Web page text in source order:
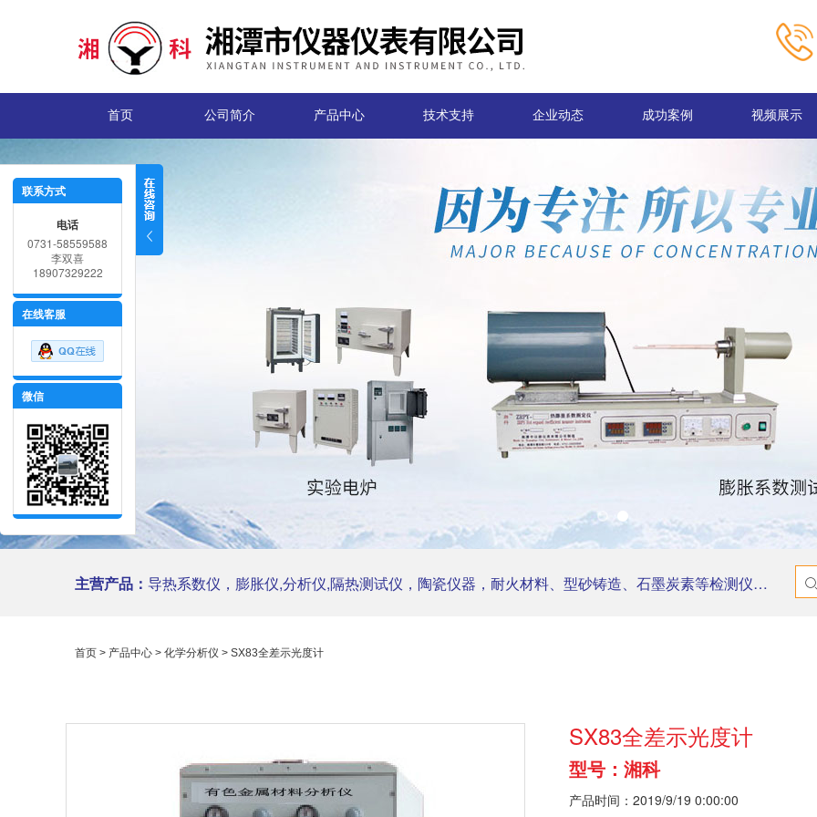
首页 公司简介 产品中心 技术支持 企业动态 成功案例 视频展示
主营产品： 导热系数仪，膨胀仪,分析仪,隔热测试仪，陶瓷仪器，耐火材料、型砂铸造、石墨炭素等检测仪器，实验电炉，研磨机等。
首页 > 产品中心 > 化学分析仪 > SX83全差示光度计
SX83全差示光度计
型号：湘科
产品时间：2019/9/19 0:00:00
联系方式
电话
0731-58559588
李双喜
18907329222
在线客服
微信